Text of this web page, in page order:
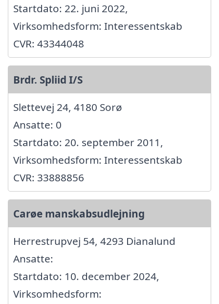
Startdato: 22. juni 2022,
Virksomhedsform: Interessentskab
CVR: 43344048
Brdr. Spliid I/S
Slettevej 24, 4180 Sorø
Ansatte: 0
Startdato: 20. september 2011,
Virksomhedsform: Interessentskab
CVR: 33888856
Carøe manskabsudlejning
Herrestrupvej 54, 4293 Dianalund
Ansatte:
Startdato: 10. december 2024,
Virksomhedsform: